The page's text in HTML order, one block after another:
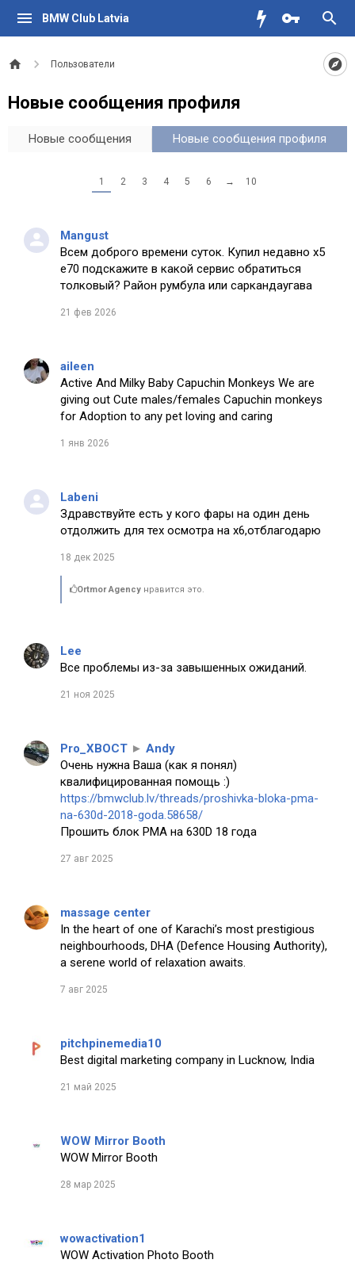
BMW Club Latvia
Пользователи
Новые сообщения профиля
Новые сообщения Новые сообщения профиля
1 2 3 4 5 6 → 10
Mangust
Всем доброго времени суток. Купил недавно х5
е70 подскажите в какой сервис обратиться
толковый? Район румбула или саркандаугава
21 фев 2026
aileen
Active And Milky Baby Capuchin Monkeys We are
giving out Cute males/females Capuchin monkeys
for Adoption to any pet loving and caring
1 янв 2026
Labeni
Здравствуйте есть у кого фары на один день
отдолжить для тех осмотра на х6,отблагодарю
18 дек 2025
Ortmor Agency нравится это.
Lee
Все проблемы из-за завышенных ожиданий.
21 ноя 2025
Pro_XBOCT ► Andy
Очень нужна Ваша (как я понял)
квалифицированная помощь :)
https://bmwclub.lv/threads/proshivka-bloka-pma-
na-630d-2018-goda.58658/
Прошить блок PMA на 630D 18 года
27 авг 2025
massage center
In the heart of one of Karachi’s most prestigious
neighbourhoods, DHA (Defence Housing Authority),
a serene world of relaxation awaits.
7 авг 2025
pitchpinemedia10
Best digital marketing company in Lucknow, India
21 май 2025
WOW Mirror Booth
WOW Mirror Booth
28 мар 2025
wowactivation1
WOW Activation Photo Booth